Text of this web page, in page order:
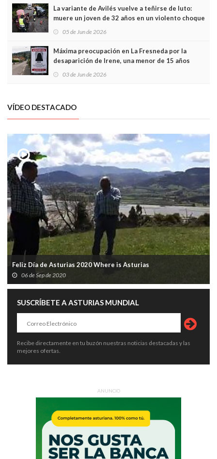
La variante de Avilés vuelve a teñirse de luto:
muere un joven de 32 años en un violento choque
frontal
05 de Jun de 2026
Máxima preocupación en La Fresneda por la
desaparición de Irene, una menor de 15 años
03 de Jun de 2026
VÍDEO DESTACADO
Feliz Día de Asturias 2020 Where is Asturias
06 de Sep de 2020
SUSCRÍBETE A ASTURIAS MUNDIAL
Recibe directamente en tu buzón nuestras noticias destacadas y las
mejores ofertas.
ANUNCIO